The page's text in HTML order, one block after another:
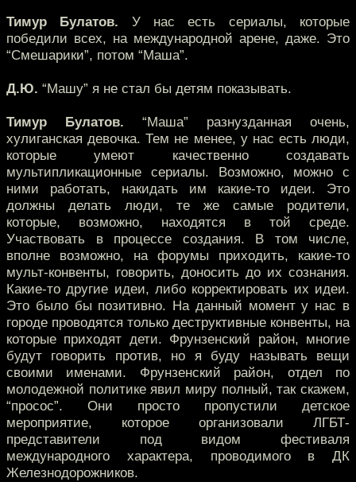
Тимур Булатов. У нас есть сериалы, которые
победили всех, на международной арене, даже. Это
“Смешарики”, потом “Маша”.
Д.Ю. “Машу” я не стал бы детям показывать.
Тимур Булатов. “Маша” разнузданная очень,
хулиганская девочка. Тем не менее, у нас есть люди,
которые умеют качественно создавать
мультипликационные сериалы. Возможно, можно с
ними работать, накидать им какие-то идеи. Это
должны делать люди, те же самые родители,
которые, возможно, находятся в той среде.
Участвовать в процессе создания. В том числе,
вполне возможно, на форумы приходить, какие-то
мульт-конвенты, говорить, доносить до их сознания.
Какие-то другие идеи, либо корректировать их идеи.
Это было бы позитивно. На данный момент у нас в
городе проводятся только деструктивные конвенты, на
которые приходят дети. Фрунзенский район, многие
будут говорить против, но я буду называть вещи
своими именами. Фрунзенский район, отдел по
молодежной политике явил миру полный, так скажем,
“просос”. Они просто пропустили детское
мероприятие, которое организовали ЛГБТ-
представители под видом фестиваля
международного характера, проводимого в ДК
Железнодорожников.